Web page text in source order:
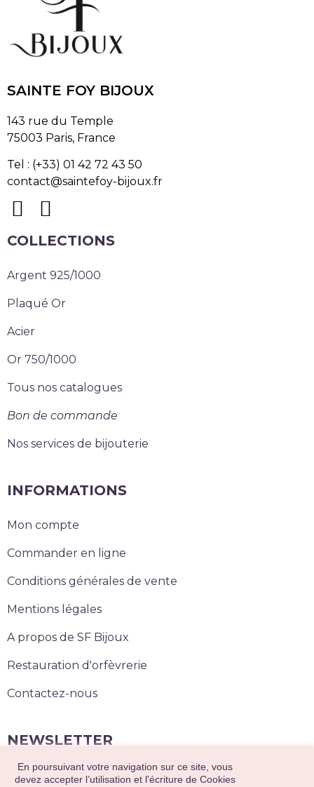
En poursuivant votre navigation sur ce site, vous
devez accepter l’utilisation et l'écriture de Cookies
SAINTE FOY BIJOUX
143 rue du Temple
75003 Paris, France
Tel : (+33) 01 42 72 43 50
contact@saintefoy-bijoux.fr
COLLECTIONS
Argent 925/1000
Plaqué Or
Acier
Or 750/1000
Tous nos catalogues
Bon de commande
Nos services de bijouterie
INFORMATIONS
Mon compte
Commander en ligne
Conditions générales de vente
Mentions légales
A propos de SF Bijoux
Restauration d'orfèvrerie
Contactez-nous
NEWSLETTER
S’abonner